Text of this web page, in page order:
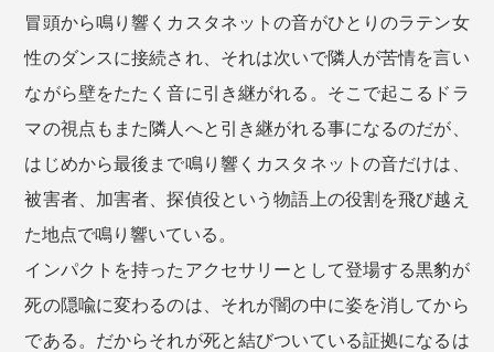
冒頭から鳴り響くカスタネットの音がひとりのラテン女
性のダンスに接続され、それは次いで隣人が苦情を言い
ながら壁をたたく音に引き継がれる。そこで起こるドラ
マの視点もまた隣人へと引き継がれる事になるのだが、
はじめから最後まで鳴り響くカスタネットの音だけは、
被害者、加害者、探偵役という物語上の役割を飛び越え
た地点で鳴り響いている。
インパクトを持ったアクセサリーとして登場する黒豹が
死の隠喩に変わるのは、それが闇の中に姿を消してから
である。だからそれが死と結びついている証拠になるは